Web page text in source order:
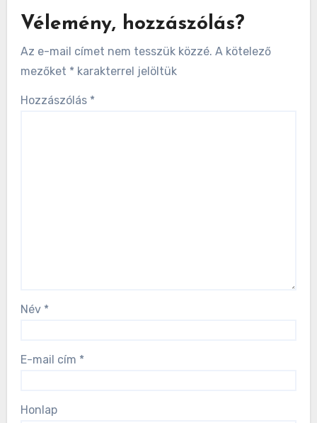
Vélemény, hozzászólás?
Az e-mail címet nem tesszük közzé. A kötelező
mezőket * karakterrel jelöltük
Hozzászólás *
Név *
E-mail cím *
Honlap